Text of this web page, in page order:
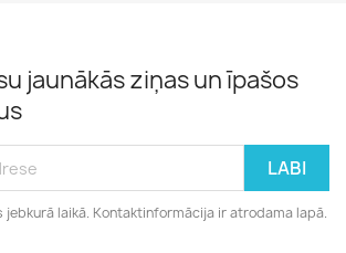
jaunākās ziņas un īpašos
laikā. Kontaktinformācija ir atrodama lapā.